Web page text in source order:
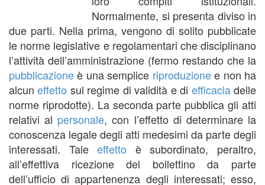
Normalmente, si presenta diviso in
due parti. Nella prima, vengono di solito pubblicate
le norme legislative e regolamentari che disciplinano
l’attività dell’amministrazione (fermo restando che la
pubblicazioneè una semplice riproduzionee non ha
alcuneffetto sul regime di validità e di efficaciadelle
norme riprodotte). La seconda parte pubblica gli atti
relativi al personale, con l’effetto di determinare la
conoscenza legale degli atti medesimi da parte degli
interessati. Taleeffetto è subordinato, peraltro,
all’effettiva ricezione del bollettino da parte
dell’ufficio di appartenenza degli interessati; esso,